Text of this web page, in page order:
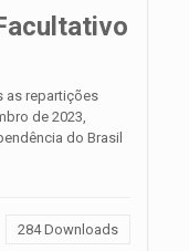
as repartições
de 2023,
do Brasil
284Downloads